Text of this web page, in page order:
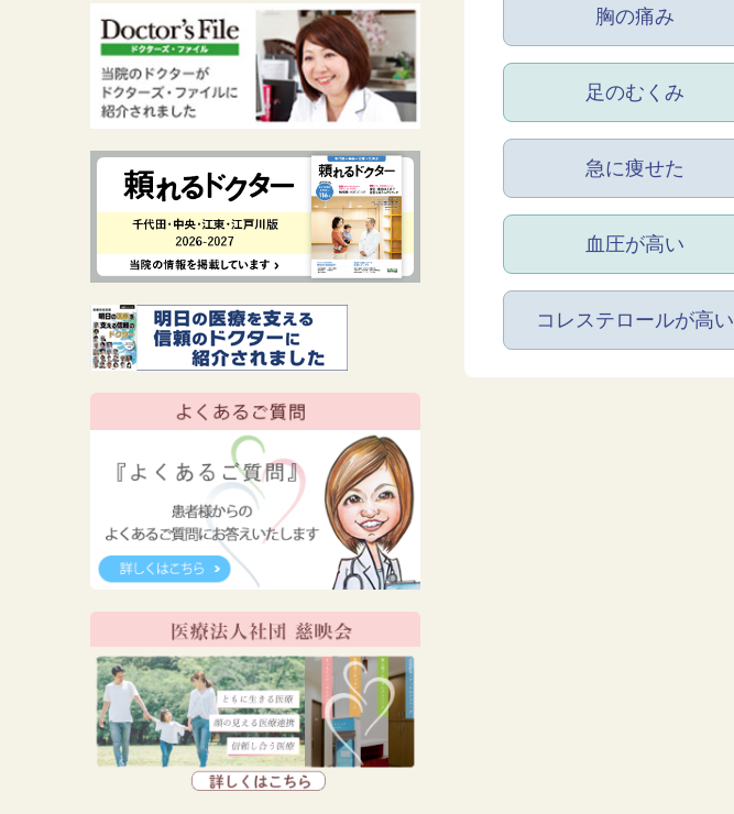
胸の痛み
足のむくみ
急に痩せた
血圧が高い
コレステロールが高い